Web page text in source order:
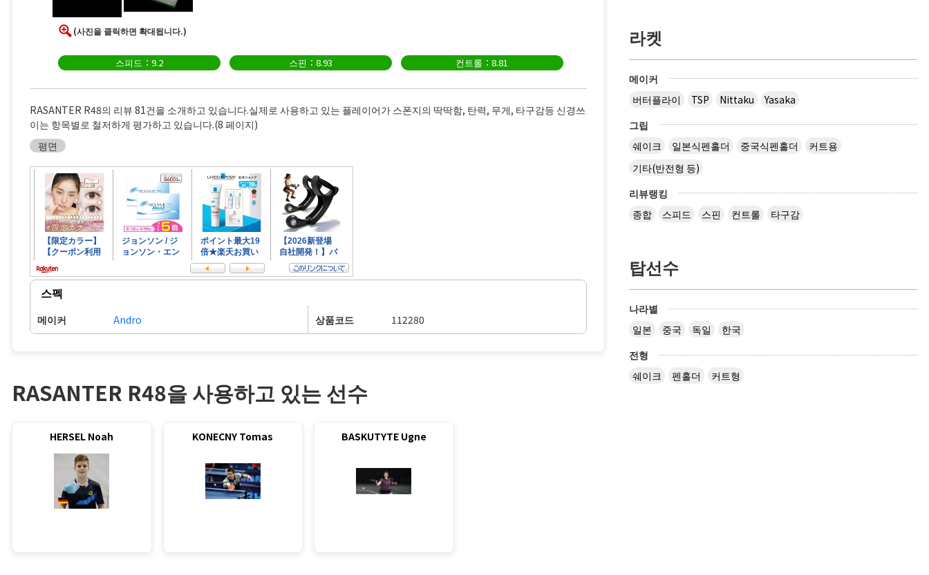
(사진을 클릭하면 확대됩니다.)
스피드：9.2 스핀：8.93 컨트롤：8.81
RASANTER R48의 리뷰 81건을 소개하고 있습니다.실제로 사용하고 있는 플레이어가 스폰지의 딱딱함, 탄력, 무게, 타구감등 신경쓰
이는 항목별로 철저하게 평가하고 있습니다.(8 페이지)
평면
스펙
메이커 Andro 상품코드 112280
RASANTER R48을 사용하고 있는 선수
HERSEL Noah KONECNY Tomas BASKUTYTE Ugne
라켓
메이커
버터플라이
TSP Nittaku
Yasaka
그립
쉐이크
일본식펜홀더 중국식펜홀더
커트용
기타(반전형 등)
리뷰랭킹
종합
스피드 스핀 컨트롤 타구감
탑선수
나라별
일본
중국 독일
한국
전형
쉐이크
펜홀더 커트형